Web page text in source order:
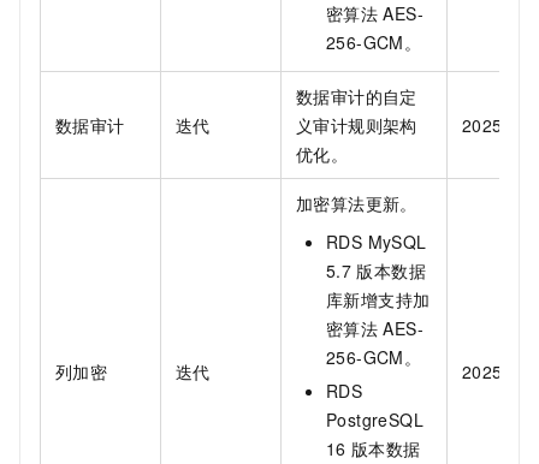
密算法 AES-
256-GCM。
数据审计 迭代
数据审计的自定
义审计规则架构
优化。
列加密 迭代
加密算法更新。
RDS MySQL
5.7 版本数据
库新增支持加
密算法 AES-
256-GCM。
RDS
PostgreSQL
16 版本数据